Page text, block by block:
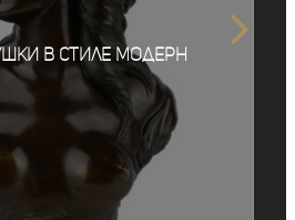
в стиле модерн